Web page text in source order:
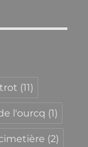
(11)
l'ourcq (1)
(2)